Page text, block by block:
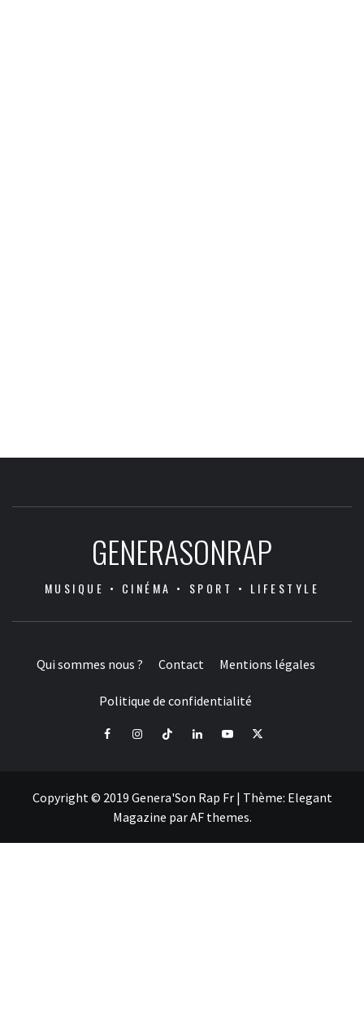
GENERASONRAP
MUSIQUE • CINÉMA • SPORT • LIFESTYLE
Qui sommes nous ? Contact Mentions légales
Politique de confidentialité
FacebookInstagramTiktok LinkedInYoutube
X
Copyright © 2019 Genera'Son Rap Fr | Thème: Elegant
Magazine parAF themes.